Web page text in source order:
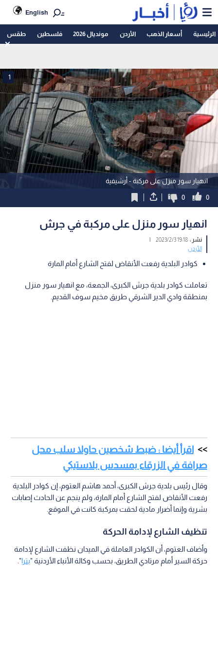
English
الرئيسية أسعار الذهب الأردن مونديال 2026 فلسطين طقس
انهيار سور منزل على مركبة - أرشيفية
1
0
0
انهيار سور منزل على مركبة في جرش
نشر :19:18 2023/2/3
|
الأردن
كوادر البلدية رفعت الأنقاض لفتح الشارع أمام المارة
تعاملت كوادر بلدية جرش الكبرى، الجمعة، مع انهيار سور منزل
بمنطقة وادي الدير الشرقي طريق مخيم سوف القديم.
اقرأ أيضا : ضبط شخصين حاولا سلب محل
صرافة في الزرقاء بمسدس بلاستيكي
وقال رئيس بلدية جرش الكبرى، أحمد هاشم العتوم، إن كوادر البلدية
رفعت الأنقاض لفتح الشارع أمام المارة، ولم ينجم عن الحادث إصابات
بشرية وإنما أضرار مادية لحقت بمركبة كانت في الموقع.
تنظيف الشارع لإدامة الحركة
وأضاف العتوم، أن الكوادر العاملة في الميدان نظفت الشارع لإدامة
حركة السير أمام مرتادي الطريق، بحسب وكالة الأنباء الأردنية "بترا".